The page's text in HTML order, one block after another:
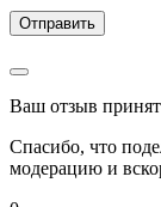
Ваш отзыв
Спасибо, что
модерацию и